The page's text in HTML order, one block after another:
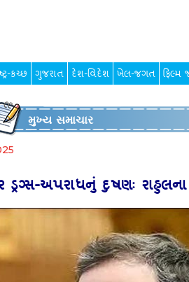
કચ્છ ગુજરાત દેશ-વિદેશ ખેલ-જગત ફિલ્મ
મુખ્ય સમાચાર
ડ્રગ્‍સ-અપરાધનું દુષણઃ